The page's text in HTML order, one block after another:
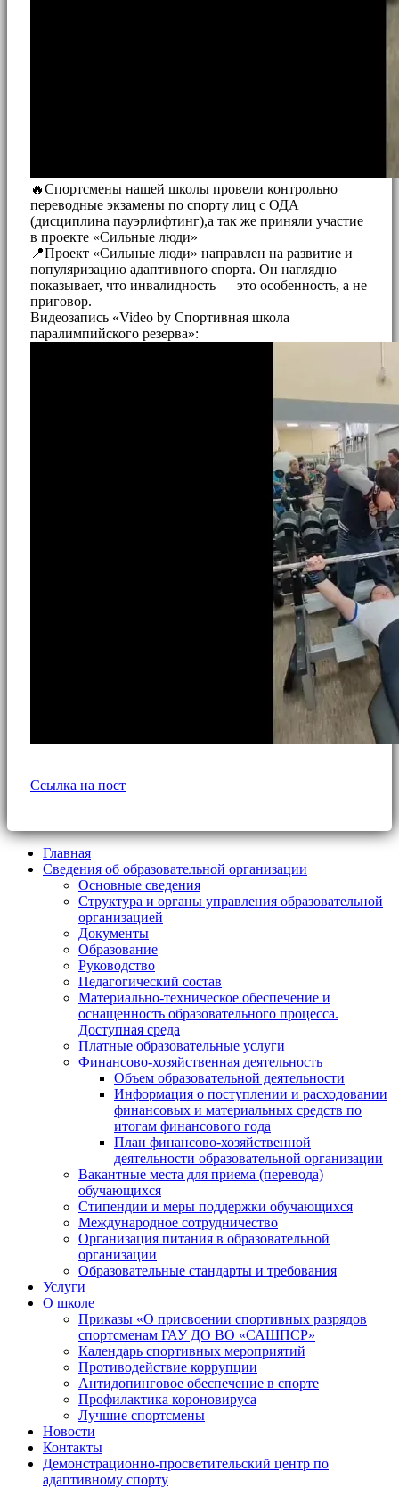
🔥Спортсмены нашей школы провели контрольно
переводные экзамены по спорту лиц с ОДА
(дисциплина пауэрлифтинг),а так же приняли участие
в проекте «Сильные люди»
📍Проект «Сильные люди» направлен на развитие и
популяризацию адаптивного спорта. Он наглядно
показывает, что инвалидность — это особенность, а не
приговор.
Видеозапись «Video by Спортивная школа
паралимпийского резерва»:
Ссылка на пост
Главная
Сведения об образовательной организации
Основные сведения
Структура и органы управления образовательной
организацией
Документы
Образование
Руководство
Педагогический состав
Материально-техническое обеспечение и
оснащенность образовательного процесса.
Доступная среда
Платные образовательные услуги
Финансово-хозяйственная деятельность
Объем образовательной деятельности
Информация о поступлении и расходовании
финансовых и материальных средств по
итогам финансового года
План финансово-хозяйственной
деятельности образовательной организации
Вакантные места для приема (перевода)
обучающихся
Стипендии и меры поддержки обучающихся
Международное сотрудничество
Организация питания в образовательной
организации
Образовательные стандарты и требования
Услуги
О школе
Приказы «О присвоении спортивных разрядов
спортсменам ГАУ ДО ВО «САШПСР»
Календарь спортивных мероприятий
Противодействие коррупции
Антидопинговое обеспечение в спорте
Профилактика короновируса
Лучшие спортсмены
Новости
Контакты
Демонстрационно-просветительский центр по
адаптивному спорту